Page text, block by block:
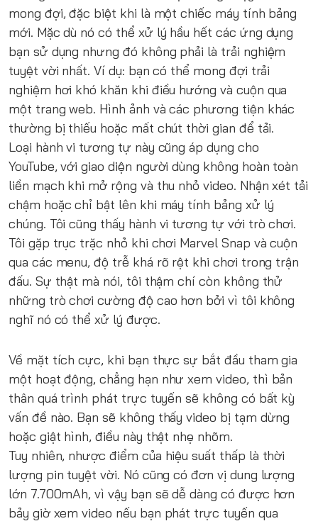
mong đợi, đặc biệt khi là một chiếc máy tính bảng
mới. Mặc dù nó có thể xử lý hầu hết các ứng dụng
bạn sử dụng nhưng đó không phải là trải nghiệm
tuyệt vời nhất. Ví dụ: bạn có thể mong đợi trải
nghiệm hơi khó khăn khi điều hướng và cuộn qua
một trang web. Hình ảnh và các phương tiện khác
thường bị thiếu hoặc mất chút thời gian để tải.
Loại hành vi tương tự này cũng áp dụng cho
YouTube, với giao diện người dùng không hoàn toàn
liền mạch khi mở rộng và thu nhỏ video. Nhận xét tải
chậm hoặc chỉ bật lên khi máy tính bảng xử lý
chúng. Tôi cũng thấy hành vi tương tự với trò chơi.
Tôi gặp trục trặc nhỏ khi chơi Marvel Snap và cuộn
qua các menu, độ trễ khá rõ rệt khi chơi trong trận
đấu. Sự thật mà nói, tôi thậm chí còn không thử
những trò chơi cường độ cao hơn bởi vì tôi không
nghĩ nó có thể xử lý được.
Về mặt tích cực, khi bạn thực sự bắt đầu tham gia
một hoạt động, chẳng hạn như xem video, thì bản
thân quá trình phát trực tuyến sẽ không có bất kỳ
vấn đề nào. Bạn sẽ không thấy video bị tạm dừng
hoặc giật hình, điều này thật nhẹ nhõm.
Tuy nhiên, nhược điểm của hiệu suất thấp là thời
lượng pin tuyệt vời. Nó cũng có đơn vị dung lượng
lớn 7.700mAh, vì vậy bạn sẽ dễ dàng có được hơn
bảy giờ xem video nếu bạn phát trực tuyến qua